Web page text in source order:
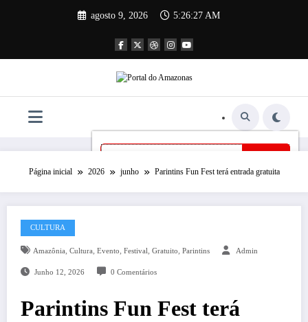
agosto 9, 2026 5:26:28 AM
Página inicial 2026 junho Parintins Fun Fest terá entrada gratuita
CULTURA
Amazônia, Cultura, Evento, Festival, Gratuito, Parintins Admin
Junho 12, 2026 0 Comentários
Parintins Fun Fest terá